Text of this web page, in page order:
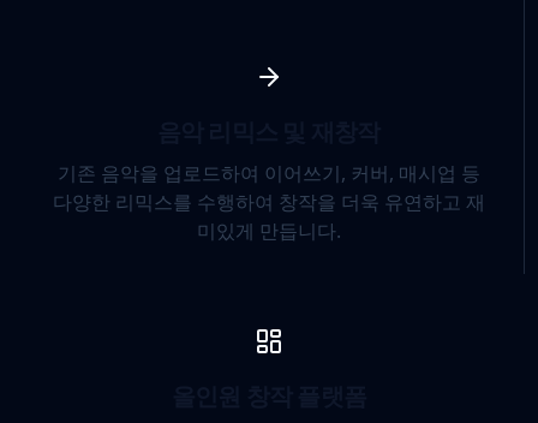
기존 음악을 업로드하여 이어쓰기, 커버, 매시업 등
다양한 리믹스를 수행하여 창작을 더욱 유연하고 재
미있게 만듭니다.